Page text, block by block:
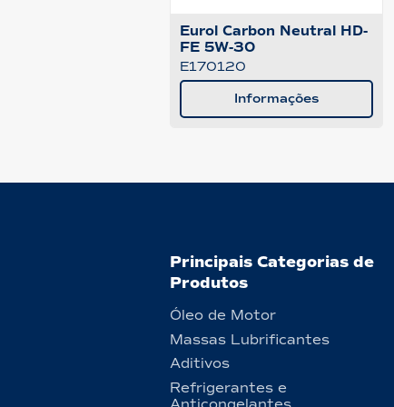
Eurol Carbon Neutral HD-
FE 5W-30
E170120
Informações
Principais Categorias de
Produtos
Óleo de Motor
Massas Lubrificantes
Aditivos
Refrigerantes e